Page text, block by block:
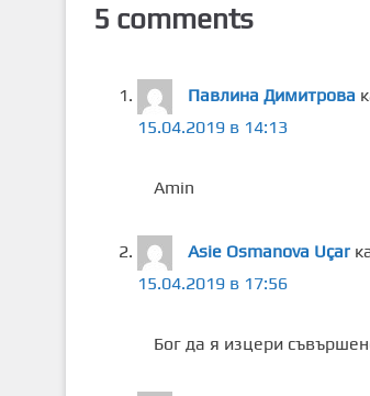
5 comments
Павлина Димитрова
15.04.2019 в 14:13
Amin
Asie Osmanova Uçar
15.04.2019 в 17:56
Бог да я изцери